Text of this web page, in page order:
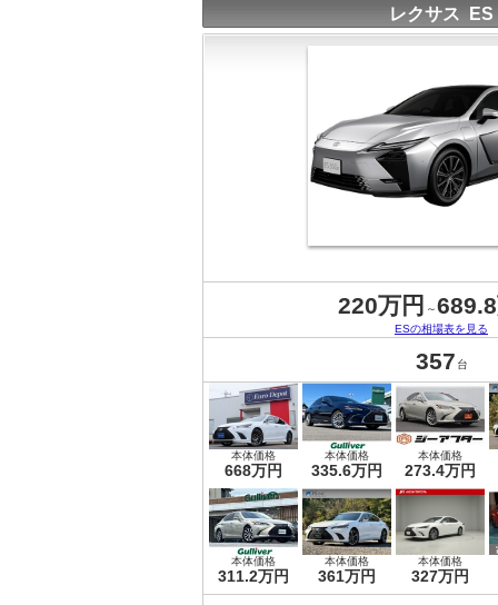
レクサス ES
220万円 ～
ESの相場表を見る
357 台
本体価格
668万円
本体価格
335.6万円
本体価格
273.4万円
本体価格
311.2万円
本体価格
361万円
本体価格
327万円